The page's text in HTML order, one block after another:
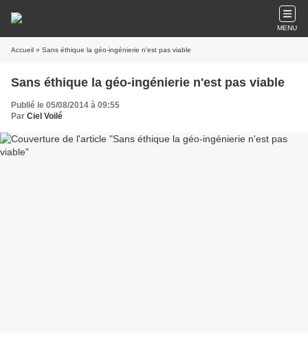
MENU
Accueil » Sans éthique la géo-ingénierie n'est pas viable
Sans éthique la géo-ingénierie n'est pas viable
Publié le 05/08/2014 à 09:55
Par Ciel Voilé